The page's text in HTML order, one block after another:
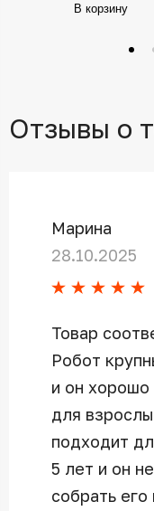
В корзину
Отзывы о
Марина
28.10.2025
Товар
Робот
и он хорошо
для
подходит
5 лет и он
собрать его